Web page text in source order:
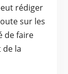
rédiger
sur les
de faire
la